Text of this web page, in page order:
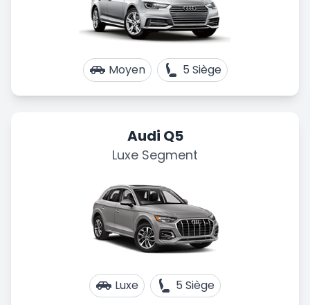
Moyen 5 Siège
Audi Q5
Luxe Segment
Luxe 5 Siège